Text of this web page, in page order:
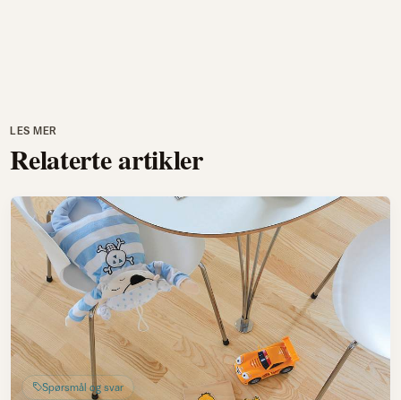
LES MER
Relaterte artikler
Spørsmål og svar